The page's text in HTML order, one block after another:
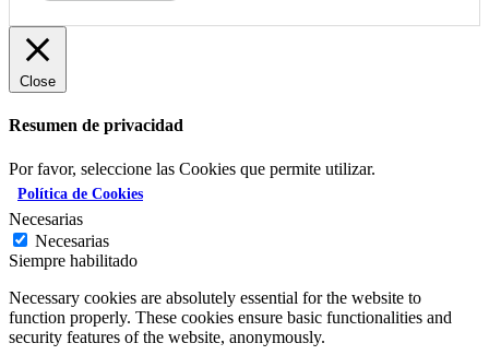
Close
Resumen de privacidad
Por favor, seleccione las Cookies que permite utilizar.
Política de Cookies
Necesarias
Necesarias
Siempre habilitado
Necessary cookies are absolutely essential for the website to
function properly. These cookies ensure basic functionalities and
security features of the website, anonymously.